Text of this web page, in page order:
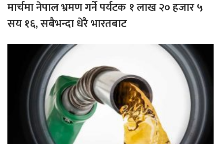
मार्चमा नेपाल भ्रमण गर्ने पर्यटक १ लाख २० हजार ५
सय १६, सबैभन्दा धेरै भारतबाट